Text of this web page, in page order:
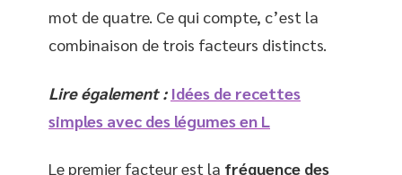
mot de quatre. Ce qui compte, c’est la
combinaison de trois facteurs distincts.
Lire également : Idées de recettes
simples avec des légumes en L
Le premier facteur est la fréquence des